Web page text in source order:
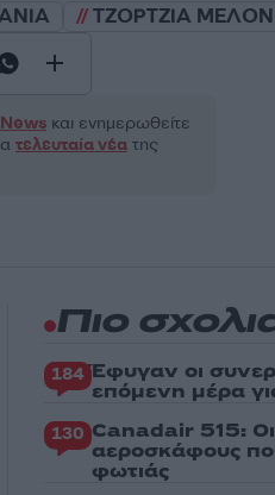
ΤΖΟΡΤΖΙΑ
και ενημερωθείτε
τελευταία νέατης
Πιο
184 Έφυγαν οι
επόμενη μέρα
130 Canadair 515:
αεροσκάφους
φωτιάς